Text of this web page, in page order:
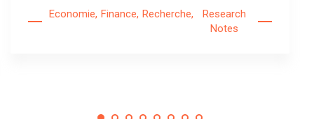
Economie, Finance, Recherche,
Research
Notes